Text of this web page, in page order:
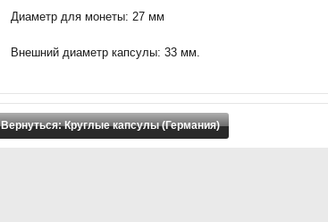
Диаметр для монеты: 27 мм
Внешний диаметр капсулы: 33 мм.
Вернуться: Круглые капсулы (Германия)